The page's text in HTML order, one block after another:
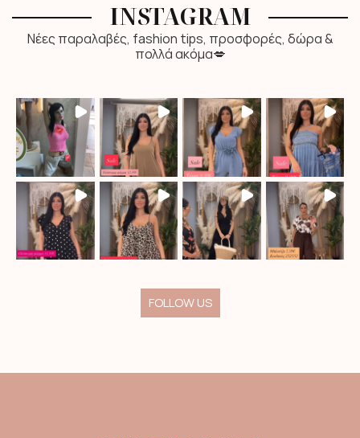
INSTAGRAM
Νέες παραλαβές, fashion tips, προσφορές, δώρα &
πολλά ακόμα💋
FOLLOW US